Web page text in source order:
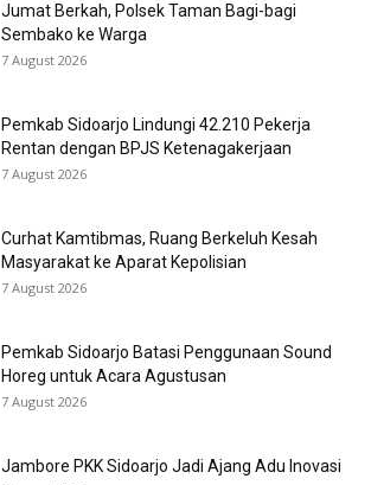
Jumat Berkah, Polsek Taman Bagi-bagi
Sembako ke Warga
7 August 2026
Pemkab Sidoarjo Lindungi 42.210 Pekerja
Rentan dengan BPJS Ketenagakerjaan
7 August 2026
Curhat Kamtibmas, Ruang Berkeluh Kesah
Masyarakat ke Aparat Kepolisian
7 August 2026
Pemkab Sidoarjo Batasi Penggunaan Sound
Horeg untuk Acara Agustusan
7 August 2026
Jambore PKK Sidoarjo Jadi Ajang Adu Inovasi